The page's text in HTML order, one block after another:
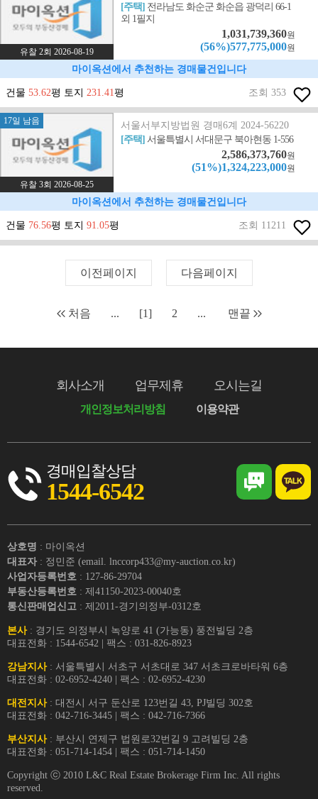
유찰 2회 2026-08-19
[주택] 전라남도 화순군 화순읍 광덕리 66-1
외 1필지
1,031,739,360원
(56%)577,775,000원
마이옥션에서 추천하는 경매물건입니다
건물 53.62평 토지 231.41평 조회 353
17일 남음
유찰 3회 2026-08-25
서울서부지방법원 경매6계 2024-56220
[주택]서울특별시 서대문구 북아현동 1-556
2,586,373,760원
(51%)1,324,223,000원
마이옥션에서 추천하는 경매물건입니다
건물 76.56평 토지 91.05평 조회 11211
이전페이지 다음페이지
처음 ... [1] 2 ... 맨끝
회사소개 업무제휴 오시는길
개인정보처리방침 이용약관
경매입찰상담
1544-6542
상호명 : 마이옥션
대표자 : 정민준 (email. lnccorp433@my-auction.co.kr)
사업자등록번호 : 127-86-29704
부동산등록번호 : 제41150-2023-00040호
통신판매업신고 : 제2011-경기의정부-0312호
본사: 경기도 의정부시 녹양로 41 (가능동) 풍전빌딩 2층
대표전화 : 1544-6542 | 팩스 : 031-826-8923
강남지사: 서울특별시 서초구 서초대로 347 서초크로바타워 6층
대표전화 : 02-6952-4240 | 팩스 : 02-6952-4230
대전지사: 대전시 서구 둔산로 123번길 43, PJ빌딩 302호
대표전화 : 042-716-3445 | 팩스 : 042-716-7366
부산지사: 부산시 연제구 법원로32번길 9 고려빌딩 2층
대표전화 : 051-714-1454 | 팩스 : 051-714-1450
Copyright ⓒ 2010 L&C Real Estate Brokerage Firm Inc. All rights
reserved.